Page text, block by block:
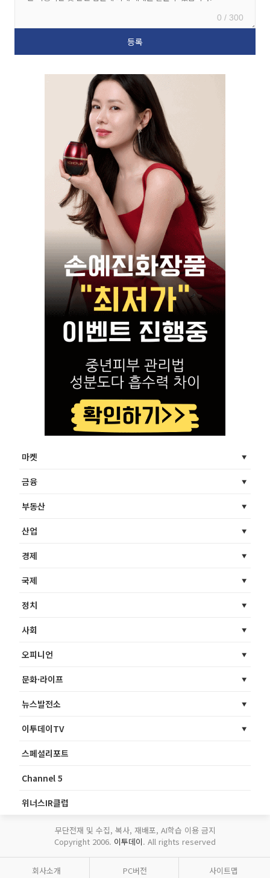
0 / 300
마켓
금융
부동산
산업
경제
국제
정치
사회
오피니언
문화·라이프
뉴스발전소
이투데이TV
스페셜리포트
Channel 5
위너스IR클럽
무단전재 및 수집, 복사, 재배포, AI학습 이용 금지
Copyright 2006. 이투데이. All rights reserved
회사소개 PC버전 사이트맵